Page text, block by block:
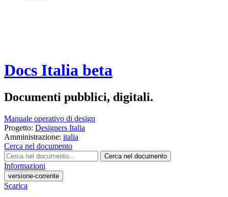
Docs Italia beta
Documenti pubblici, digitali.
Manuale operativo di design
Progetto: Designers Italia
Amministrazione: italia
Cerca nel documento
Cerca nel documento
Informazioni
versione-corrente
Scarica